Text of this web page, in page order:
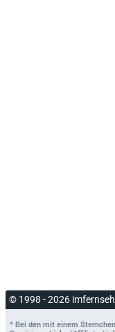
© 1998 - 2026
* Bei den mit einem